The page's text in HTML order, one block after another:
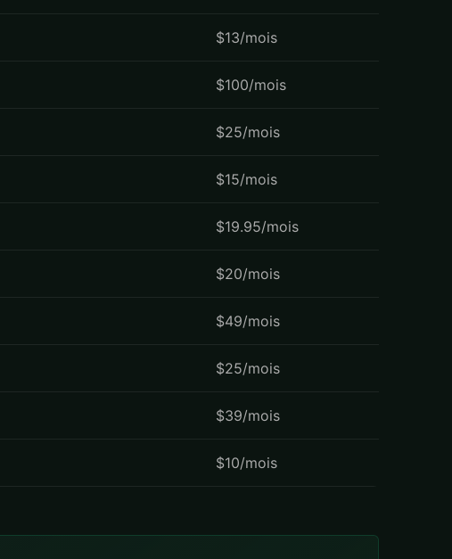
$13/mois
$100/mois
$25/mois
$15/mois
$19.95/mois
$20/mois
$49/mois
$25/mois
$39/mois
$10/mois